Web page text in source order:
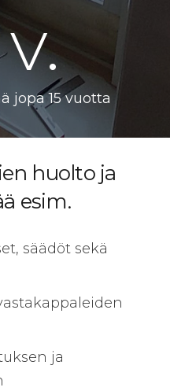
jopa 15 vuotta
huolto ja
esim.
säädöt sekä
ja